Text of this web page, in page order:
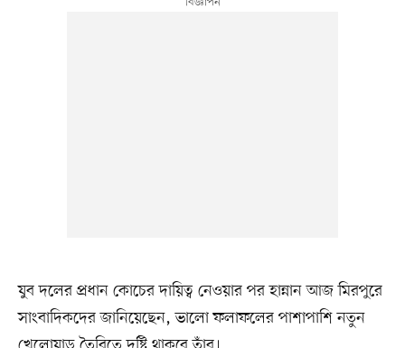
যুব দলের প্রধান কোচের দায়িত্ব নেওয়ার পর হান্নান আজ মিরপুরে
সাংবাদিকদের জানিয়েছেন, ভালো ফলাফলের পাশাপাশি নতুন